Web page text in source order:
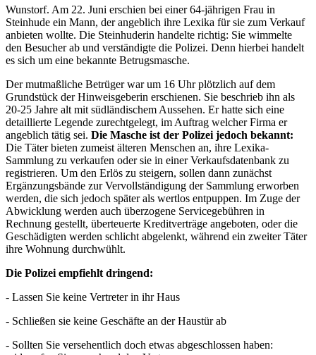
Wunstorf. Am 22. Juni erschien bei einer 64-jährigen Frau in
Steinhude ein Mann, der angeblich ihre Lexika für sie zum Verkauf
anbieten wollte. Die Steinhuderin handelte richtig: Sie wimmelte
den Besucher ab und verständigte die Polizei. Denn hierbei handelt
es sich um eine bekannte Betrugsmasche.
Der mutmaßliche Betrüger war um 16 Uhr plötzlich auf dem
Grundstück der Hinweisgeberin erschienen. Sie beschrieb ihn als
20-25 Jahre alt mit südländischem Aussehen. Er hatte sich eine
detaillierte Legende zurechtgelegt, im Auftrag welcher Firma er
angeblich tätig sei. Die Masche ist der Polizei jedoch bekannt:
Die Täter bieten zumeist älteren Menschen an, ihre Lexika-
Sammlung zu verkaufen oder sie in einer Verkaufsdatenbank zu
registrieren. Um den Erlös zu steigern, sollen dann zunächst
Ergänzungsbände zur Vervollständigung der Sammlung erworben
werden, die sich jedoch später als wertlos entpuppen. Im Zuge der
Abwicklung werden auch überzogene Servicegebühren in
Rechnung gestellt, überteuerte Kreditverträge angeboten, oder die
Geschädigten werden schlicht abgelenkt, während ein zweiter Täter
ihre Wohnung durchwühlt.
Die Polizei empfiehlt dringend:
- Lassen Sie keine Vertreter in ihr Haus
- Schließen sie keine Geschäfte an der Haustür ab
- Sollten Sie versehentlich doch etwas abgeschlossen haben: